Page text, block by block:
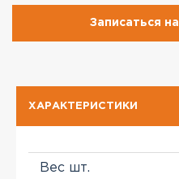
Записаться
ХАРАКТЕРИСТИКИ
Вес шт.